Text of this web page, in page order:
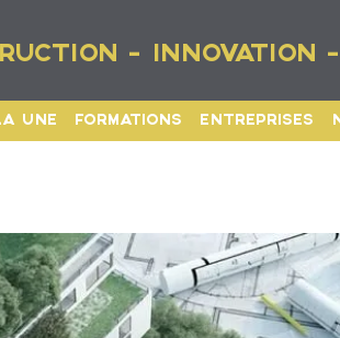
- INNOVATION
UNE FORMATIONS ENTREPRISES